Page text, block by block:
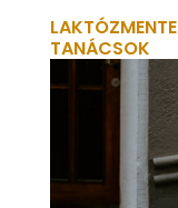
TANÁCSOK